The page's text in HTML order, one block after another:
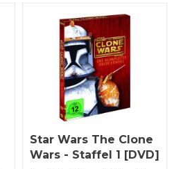
Star Wars The Clone
Wars - Staffel 1 [DVD]